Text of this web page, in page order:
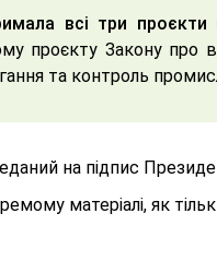
всі три
проєкту Закону
та контроль
на підпис
матеріалі, як